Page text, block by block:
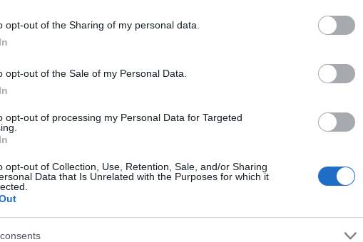
opt-out of the Sharing of my personal data.
opt-out of the Sale of my Personal Data.
opt-out of processing my Personal Data for Targeted
opt-out of Collection, Use, Retention, Sale, and/or Sharing
Data that Is Unrelated with the Purposes for which it